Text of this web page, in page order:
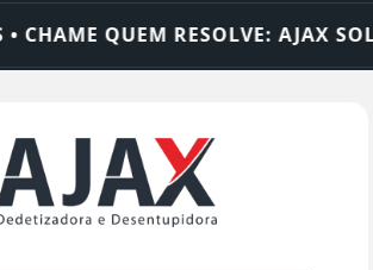
QUEM RESOLVE: AJAX